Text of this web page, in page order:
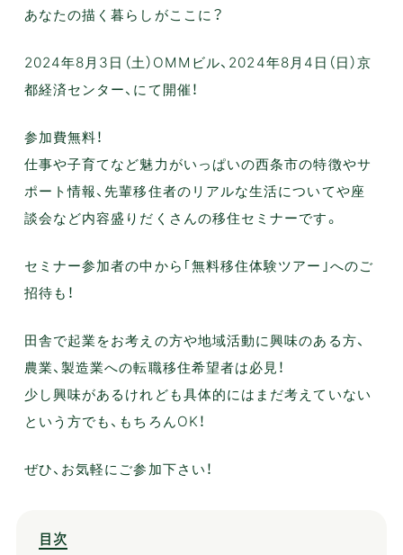
あなたの描く暮らしがここに？
2024年8月3日（土）OMMビル、2024年8月4日（日）京
都経済センター、にて開催！
参加費無料！
仕事や子育てなど魅力がいっぱいの西条市の特徴やサ
ポート情報、先輩移住者のリアルな生活についてや座
談会など内容盛りだくさんの移住セミナーです。
セミナー参加者の中から｢無料移住体験ツアー｣へのご
招待も！
田舎で起業をお考えの方や地域活動に興味のある方、
農業、製造業への転職移住希望者は必見！
少し興味があるけれども具体的にはまだ考えていない
という方でも、もちろんOK！
ぜひ、お気軽にご参加下さい！
目次